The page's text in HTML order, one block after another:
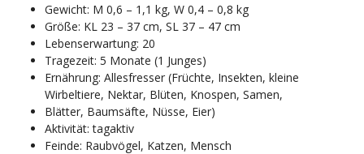
Gewicht: M 0,6 – 1,1 kg, W 0,4 – 0,8 kg
Größe: KL 23 – 37 cm, SL 37 – 47 cm
Lebenserwartung: 20
Tragezeit: 5 Monate (1 Junges)
Ernährung: Allesfresser (Früchte, Insekten, kleine
Wirbeltiere, Nektar, Blüten, Knospen, Samen,
Blätter, Baumsäfte, Nüsse, Eier)
Aktivität: tagaktiv
Feinde: Raubvögel, Katzen, Mensch